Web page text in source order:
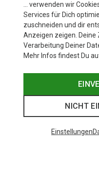
Die neue Kollektion von
JETZT
… verwenden wir
Services für Dich
zuschneiden und dir
Anzeigen zeigen.
Verarbeitung Deiner
Mehr Infos findest Du
NICHT
Einstellungen